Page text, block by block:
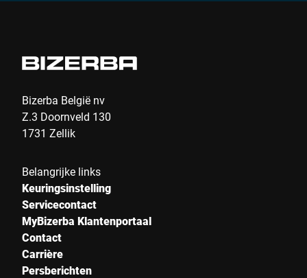
Bizerba België nv
Z.3 Doornveld 130
1731 Zellik
Belangrijke links
Keuringsinstelling
Servicecontact
MyBizerba Klantenportaal
Contact
Carrière
Persberichten